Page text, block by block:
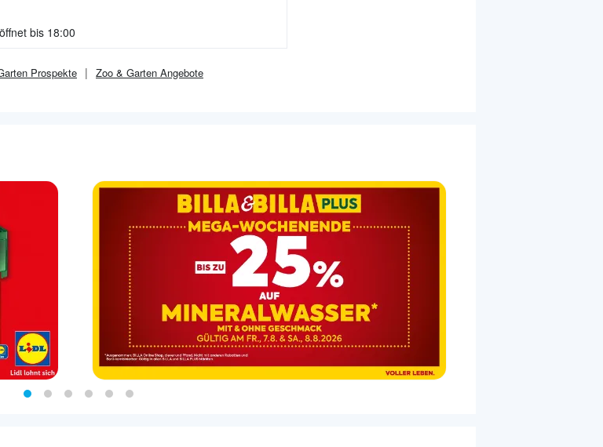
bis 18:00
Prospekte Zoo & Garten Angebote